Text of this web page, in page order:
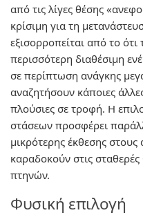
από τις λίγες θέσης
κρίσιμη για τη
εξισορροπείται από το
περισσότερη διαθέσιμη
σε περίπτωση ανάγκης
αναζητήσουν κάποιες
πλούσιες σε τροφή. Η
στάσεων προσφέρει
μικρότερης έκθεσης
καραδοκούν στις
πτηνών.
Φυσική επιλογή